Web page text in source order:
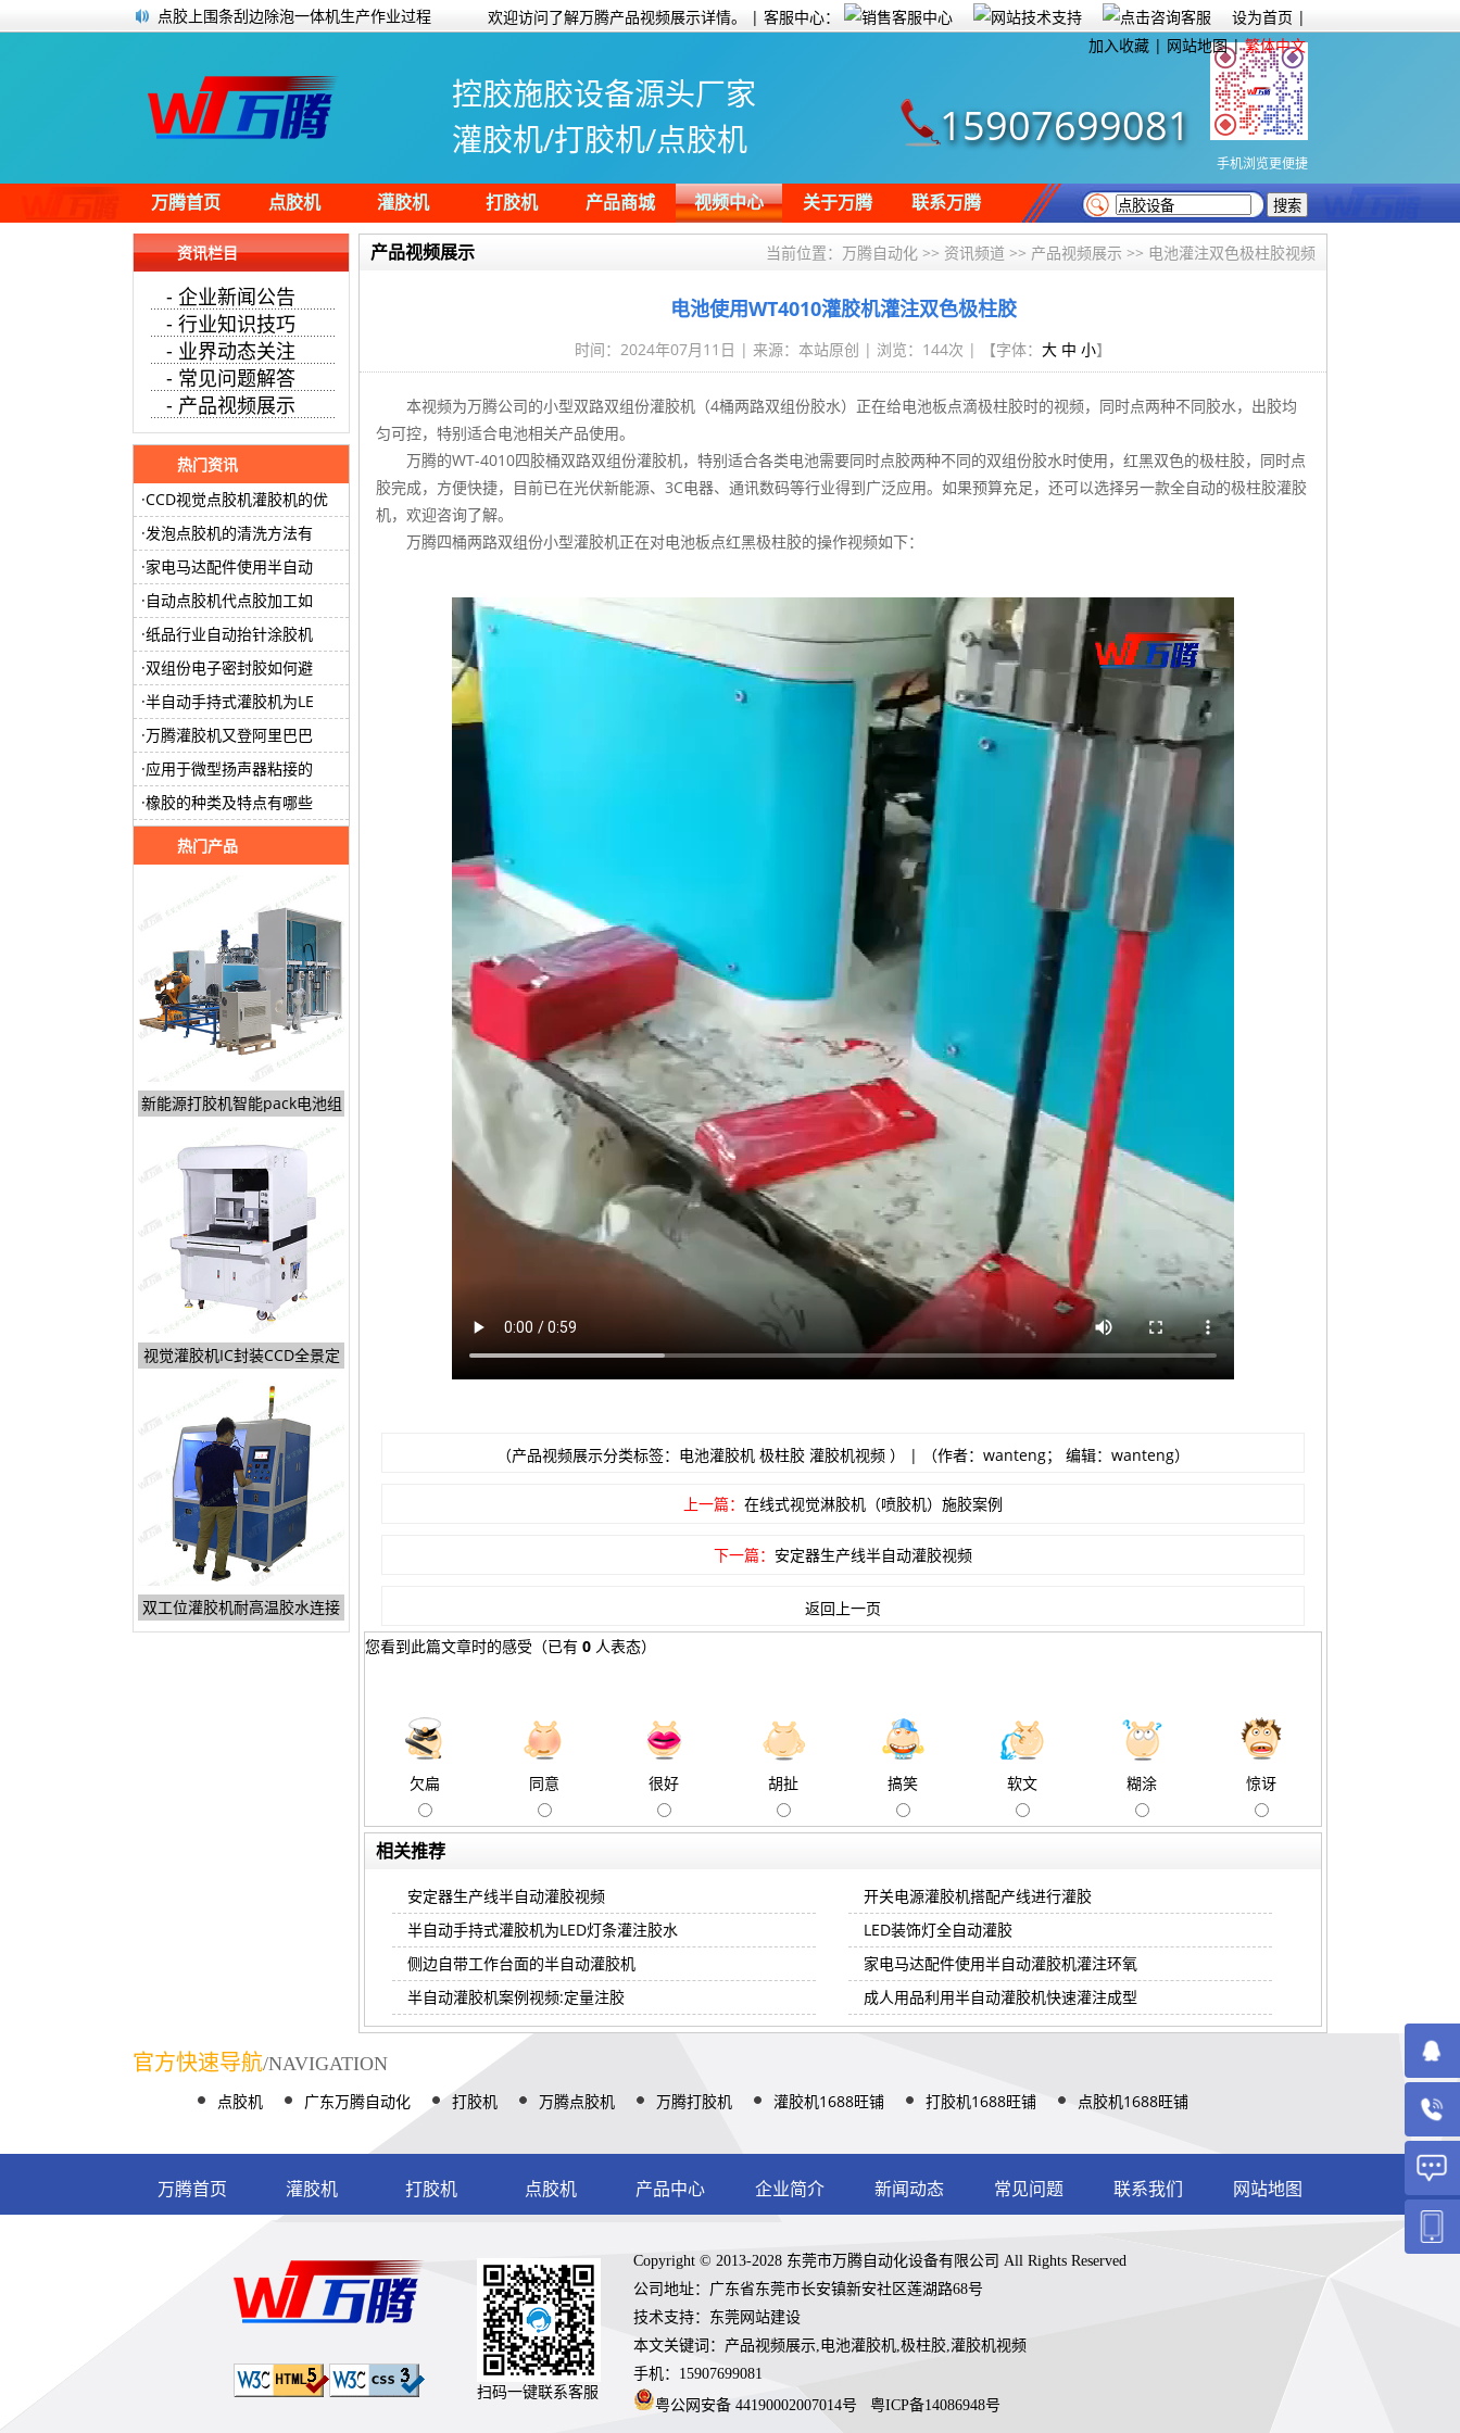
点胶上围条刮边除泡一体机生产作业过程
电路板点胶一般用什么胶水？
多头灌胶机为太阳能光伏板喷涂水晶胶
安定器灌胶机全自动灌胶生产展示
纸品包装行业双头热胶点胶机
点胶设备实力榜第一名！万腾灌胶机开门红
欢迎访问了解万腾产品视频展示详情。 | 客服中心： 设为首页 |
加入收藏 | 网站地图|繁体中文
15907699081
手机浏览更便捷
控胶施胶设备源头厂家
灌胶机/打胶机/点胶机
万腾首页 点胶机 灌胶机 打胶机 产品商城 视频中心 关于万腾 联系万腾
产品视频展示 当前位置： 万腾自动化 >> 资讯频道 >> 产品视频展示 >> 电池灌注双色极柱胶视频
电池使用WT4010灌胶机灌注双色极柱胶
时间：2024年07月11日 | 来源：本站原创 | 浏览： 144次 | 【字体： 大 中 小】
本视频为万腾公司的小型双路双组份灌胶机（4桶两路双组份胶水）正在给电池板点滴极柱胶时的视频，同时点两种不同胶水，出胶均
匀可控，特别适合电池相关产品使用。
万腾的WT-4010四胶桶双路双组份灌胶机，特别适合各类电池需要同时点胶两种不同的双组份胶水时使用，红黑双色的极柱胶，同时点
胶完成，方便快捷，目前已在光伏新能源、3C电器、通讯数码等行业得到广泛应用。如果预算充足，还可以选择另一款全自动的极柱胶灌胶
机，欢迎咨询了解。
万腾四桶两路双组份小型灌胶机正在对电池板点红黑极柱胶的操作视频如下：
（产品视频展示分类标签： 电池灌胶机 极柱胶 灌胶机视频 ） | （作者：wanteng； 编辑：wanteng）
上一篇： 在线式视觉淋胶机（喷胶机）施胶案例
下一篇： 安定器生产线半自动灌胶视频
返回上一页
您看到此篇文章时的感受 （已有 0 人表态）
欠扁 同意 很好 胡扯 搞笑 软文 糊涂 惊讶
相关推荐
安定器生产线半自动灌胶视频
开关电源灌胶机搭配产线进行灌胶
半自动手持式灌胶机为LED灯条灌注胶水
LED装饰灯全自动灌胶
侧边自带工作台面的半自动灌胶机
家电马达配件使用半自动灌胶机灌注环氧
半自动灌胶机案例视频:定量注胶
成人用品利用半自动灌胶机快速灌注成型
资讯栏目
- 企业新闻公告
- 行业知识技巧
- 业界动态关注
- 常见问题解答
- 产品视频展示
热门资讯
CCD视觉点胶机灌胶机的优
发泡点胶机的清洗方法有
家电马达配件使用半自动
自动点胶机代点胶加工如
纸品行业自动抬针涂胶机
双组份电子密封胶如何避
半自动手持式灌胶机为LE
万腾灌胶机又登阿里巴巴
应用于微型扬声器粘接的
橡胶的种类及特点有哪些
热门产品
新能源打胶机智能pack电池组
视觉灌胶机IC封装CCD全景定
双工位灌胶机耐高温胶水连接
官方快速导航/NAVIGATION
点胶机 广东万腾自动化 打胶机 万腾点胶机 万腾打胶机 灌胶机1688旺铺 打胶机1688旺铺 点胶机1688旺铺
万腾首页 灌胶机 打胶机 点胶机 产品中心 企业简介 新闻动态 常见问题 联系我们 网站地图
扫码一键联系客服
Copyright © 2013-2028 东莞市万腾自动化设备有限公司 All Rights Reserved
公司地址：广东省东莞市长安镇新安社区莲湖路68号
技术支持： 东莞网站建设
本文关键词：产品视频展示,电池灌胶机,极柱胶,灌胶机视频
手机：15907699081
粤公网安备 44190002007014号
粤ICP备14086948号